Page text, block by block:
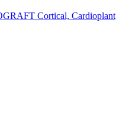
Cortical, Cardioplant